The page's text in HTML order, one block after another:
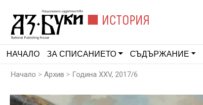
ИСТОРИЯ
НАЧАЛО ЗА СПИСАНИЕТО СЪДЪРЖАНИЕ
Начало > Архив > Година XXV, 2017/6